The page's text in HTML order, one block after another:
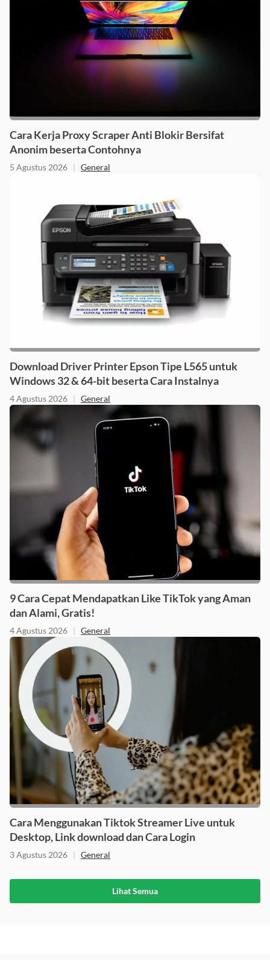
Cara Kerja Proxy Scraper Anti Blokir Bersifat
Anonim beserta Contohnya
5 Agustus 2026 | General
Download Driver Printer Epson Tipe L565 untuk
Windows 32 & 64-bit beserta Cara Instalnya
4 Agustus 2026 | General
9 Cara Cepat Mendapatkan Like TikTok yang Aman
dan Alami, Gratis!
4 Agustus 2026 | General
Cara Menggunakan Tiktok Streamer Live untuk
Desktop, Link download dan Cara Login
3 Agustus 2026 | General
Lihat Semua